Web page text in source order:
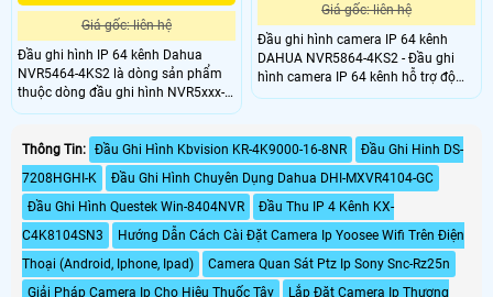
Giá gốc: liên hệ
Đầu ghi hình IP 64 kênh Dahua
NVR5464-4KS2 là dòng sản phẩm
thuộc dòng đầu ghi hình NVR5xxx-
4KS2 Series với các tính năng vượt
320Mpbs, hỗ trợ camera 4K, hình
ảnh hiển thị lên đến 4K, hỗ trợ
camera 12MP, một số mã hỗ trợ
matrix HDMI, chế độ hiển thị cho
phép lên đến 16CH 1080P và rất
nhiều tính năng khác.
Giá gốc: liên hệ
Đầu ghi hình camera IP 64 kênh
DAHUA NVR5864-4KS2 - Đầu ghi
hình camera IP 64 kênh hỗ trợ độ
phân giải lên đến 4K - - Tên miền
lý đồng thời 128 tài khoản kết nối. -
Nguồn điện cung cấp:
100~240VAC, 50/60 Hz. - Công
suất: 16. 7W (không ổ cứng)
Thông Tin: Đầu Ghi Hình Kbvision KR-4K9000-16-8NR
Đầu Ghi Hinh DS-
7208HGHI-K
Đầu Ghi Hình Chuyên Dụng Dahua DHI-MXVR4104-GC
Đầu Ghi Hình Questek Win-8404NVR
Đầu Thu IP 4 Kênh KX-
C4K8104SN3
Hướng Dẫn Cách Cài Đặt Camera Ip Yoosee Wifi Trên Điện
Thoại (Android, Iphone, Ipad)
Camera Quan Sát Ptz Ip Sony Snc-Rz25n
Giải Pháp Camera Ip Cho Hiệu Thuốc Tây
Lắp Đặt Camera Ip Thương